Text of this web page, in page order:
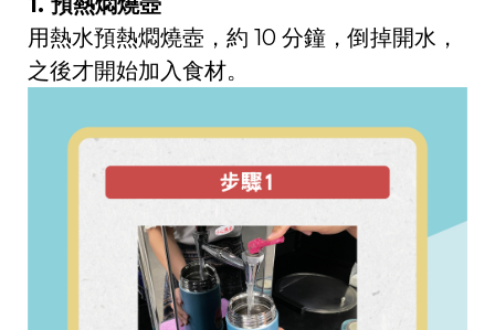
用熱水預熱燜燒壺，約 10 分鐘，倒掉開水，
之後才開始加入食材。